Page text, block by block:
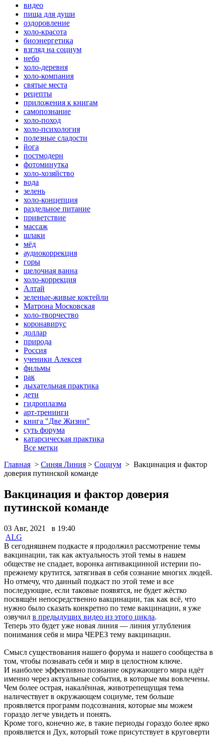
видео
пища для души
оздоровление
холо-красота
биоэнергетика
взгляд на социум
небо
холо-деревня
холо-компания
святые места
рецепты
приложения к книгам
самопознание
холо-поход
холо-психология
полезные сладости
йога
постмодерн
фотоминутка
холо-хозяйство
вода
зелень
холо-концепция
раздельное питание
приветствие
массаж
шлаки
мёд
аудиокоррекция
горы
щелочная ванна
холо-коррекция
Алтай
зеленые-живые коктейли
Матрона Московская
холо-творчество
коронавирус
доллар
природа
Россия
ученики Алексея
фильмы
рак
дыхательная практика
дети
гидроплазма
арт-тренинги
книга "Две Жизни"
суть форума
катарсическая практика
Все метки
Главная > Синяя Линия > Социум > Вакцинация и фактор
доверия путинской команде
Вакцинация и фактор доверия
путинской команде
03 Авг, 2021 в 19:40
ALG
В сегодняшнем подкасте я продолжил рассмотрение темы
вакцинации, так как актуальность этой темы в нашем
обществе не спадает, воронка антивакцинной истерии по-
прежнему крутится, затягивая в себя сознание многих людей.
Но отмечу, что данный подкаст по этой теме и все
последующие, если таковые появятся, не будет жёстко
посвящён непосредственно вакцинации, так как всё, что
нужно было сказать конкретно по теме вакцинации, я уже
озвучил в предыдущих видео из этого цикла.
Теперь это будет уже новая линия — линия углубления
понимания себя и мира ЧЕРЕЗ тему вакцинации.
Смысл существования нашего форума и нашего сообщества в
том, чтобы познавать себя и мир в целостном ключе.
И наиболее эффективно познание окружающего мира идёт
именно через актуальные события, в которые мы вовлечены.
Чем более острая, накалённая, животрепещущая тема
наличествует в окружающем социуме, тем больше
проявляется программ подсознания, которые мы можем
гораздо легче увидеть и понять.
Кроме того, конечно же, в такие периоды гораздо более ярко
проявляется и Дух, который тоже присутствует в круговерти